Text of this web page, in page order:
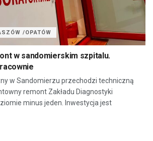
/OPATÓW
w sandomierskim szpitalu.
w Sandomierzu przechodzi techniczną
remont Zakładu Diagnostyki
minus jeden. Inwestycja jest